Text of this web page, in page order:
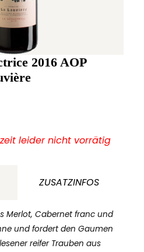
2016 AOP
leider nicht vorrätig
ZUSATZINFOS
Merlot, Cabernet franc und
und fordert den Gaumen
reifer Trauben aus